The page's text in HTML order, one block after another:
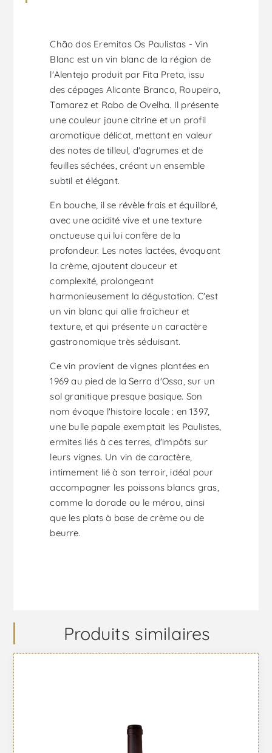
Chão dos Eremitas Os Paulistas - Vin
Blanc est un vin blanc de la région de
l'Alentejo produit par Fita Preta, issu
des cépages Alicante Branco, Roupeiro,
Tamarez et Rabo de Ovelha. Il présente
une couleur jaune citrine et un profil
aromatique délicat, mettant en valeur
des notes de tilleul, d'agrumes et de
feuilles séchées, créant un ensemble
subtil et élégant.
En bouche, il se révèle frais et équilibré,
avec une acidité vive et une texture
onctueuse qui lui confère de la
profondeur. Les notes lactées, évoquant
la crème, ajoutent douceur et
complexité, prolongeant
harmonieusement la dégustation. C'est
un vin blanc qui allie fraîcheur et
texture, et qui présente un caractère
gastronomique très séduisant.
Ce vin provient de vignes plantées en
1969 au pied de la Serra d'Ossa, sur un
sol granitique presque basique. Son
nom évoque l'histoire locale : en 1397,
une bulle papale exemptait les Paulistes,
ermites liés à ces terres, d'impôts sur
leurs vignes. Un vin de caractère,
intimement lié à son terroir, idéal pour
accompagner les poissons blancs gras,
comme la dorade ou le mérou, ainsi
que les plats à base de crème ou de
beurre.
Produits similaires